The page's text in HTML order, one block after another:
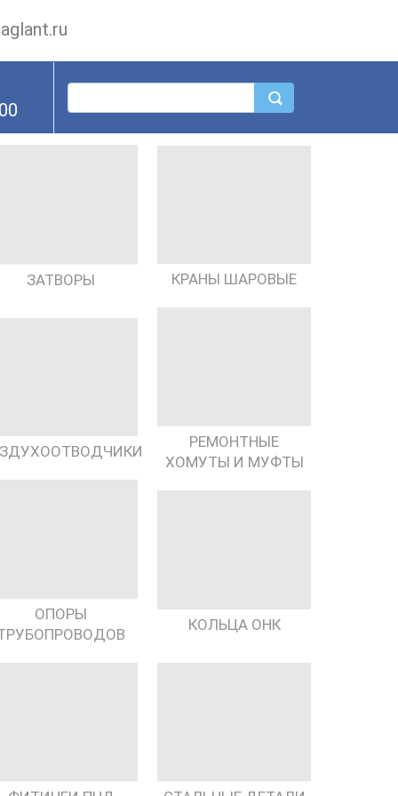
ЗАТВОРЫ КРАНЫ ШАРОВЫЕ
РЕМОНТНЫЕ
ХОМУТЫ И МУФТЫ
ОПОРЫ
КОЛЬЦА ОНК